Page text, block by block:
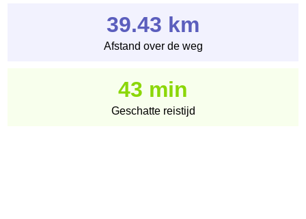
39.43 km
Afstand over de weg
43 min
Geschatte reistijd